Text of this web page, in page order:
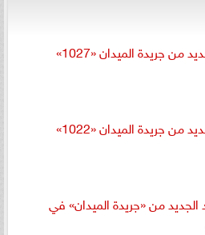
من جريدة الميدان «1027»
من جريدة الميدان «1022»
الجديد من «جريدة الميدان» في